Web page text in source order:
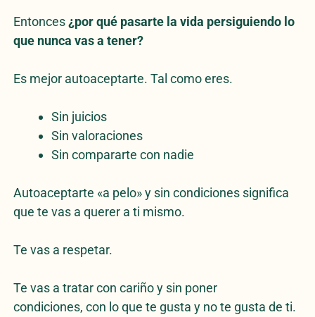
Entonces¿por qué pasarte la vida persiguiendo lo
que nunca vas a tener?
Es mejor autoaceptarte. Tal como eres.
Sin juicios
Sin valoraciones
Sin compararte con nadie
Autoaceptarte «a pelo» y sin condiciones significa
que te vas a querer a ti mismo.
Te vas a respetar.
Te vas a tratar con cariño y sin poner
condiciones, con lo que te gusta y no te gusta de ti.